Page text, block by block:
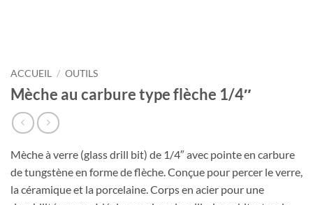
ACCUEIL / OUTILS
Mèche au carbure type flèche 1/4″
Mèche à verre (glass drill bit) de 1/4″ avec pointe en carbure
de tungstène en forme de flèche. Conçue pour percer le verre,
la céramique et la porcelaine. Corps en acier pour une